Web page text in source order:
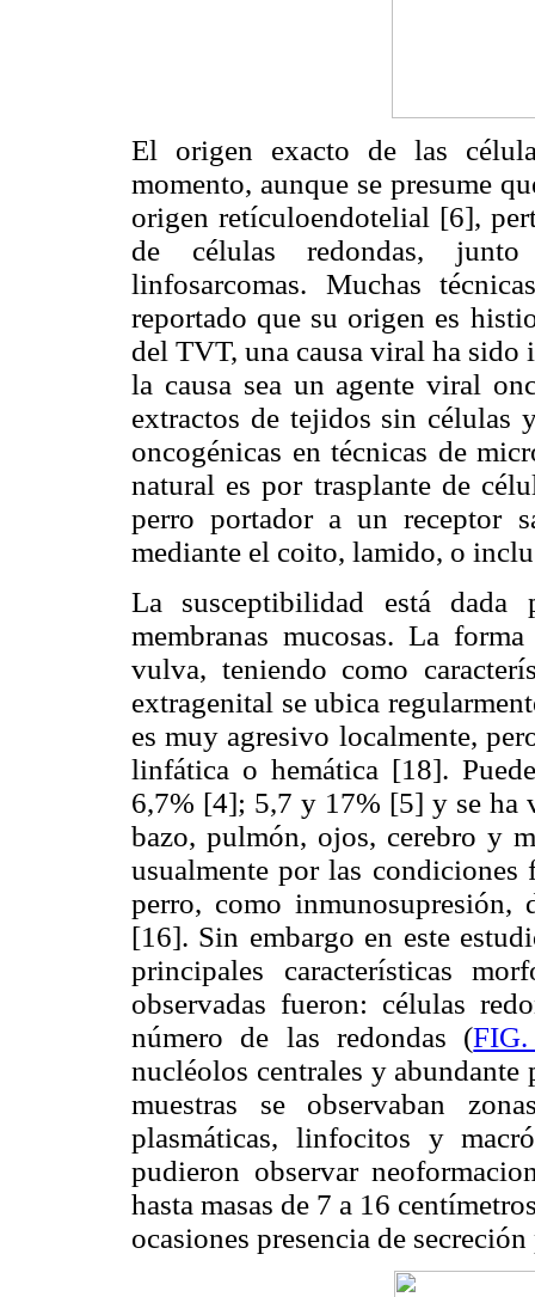
El origen exacto de las
momento, aunque se presume
origen retículoendotelial [6],
de células redondas,
linfosarcomas. Muchas
reportado que su origen es
del TVT, una causa viral ha sido
la causa sea un agente viral
extractos de tejidos sin células
oncogénicas en técnicas de
natural es por trasplante de
perro portador a un receptor
mediante el coito, lamido, o
La susceptibilidad está dada
membranas mucosas. La
vulva, teniendo como
extragenital se ubica
es muy agresivo localmente,
linfática o hemática [18].
6,7% [4]; 5,7 y 17% [5] y se ha
bazo, pulmón, ojos, cerebro y
usualmente por las
perro, como inmunosupresión,
[16]. Sin embargo en este
principales características
observadas fueron: células
número de las redondas (
nucléolos centrales y abundante
muestras se observaban
plasmáticas, linfocitos y
pudieron observar
hasta masas de 7 a 16
ocasiones presencia de